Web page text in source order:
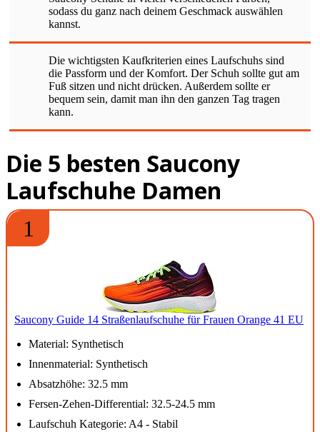
sodass du ganz nach deinem Geschmack auswählen
kannst.
Die wichtigsten Kaufkriterien eines Laufschuhs sind
die Passform und der Komfort. Der Schuh sollte gut am
Fuß sitzen und nicht drücken. Außerdem sollte er
bequem sein, damit man ihn den ganzen Tag tragen
kann.
Die 5 besten Saucony
Laufschuhe Damen
1
Saucony Guide 14 Straßenlaufschuhe für Frauen Orange 41 EU
Material: Synthetisch
Innenmaterial: Synthetisch
Absatzhöhe: 32.5 mm
Fersen-Zehen-Differential: 32.5-24.5 mm
Laufschuh Kategorie: A4 - Stabil